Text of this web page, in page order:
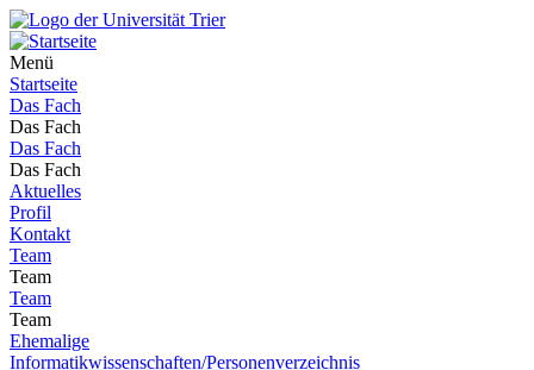
Menü
Startseite
Das Fach
Das Fach
Das Fach
Das Fach
Aktuelles
Profil
Kontakt
Team
Team
Team
Team
Ehemalige
Informatikwissenschaften/Personenverzeichnis